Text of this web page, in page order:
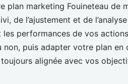
plan marketing Fouineteau de
de l’ajustement et de
les performances de vos
non, puis adapter votre plan
alignée avec vos